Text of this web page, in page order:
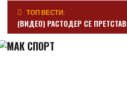
ТОП ВЕСТИ:
(ВИДЕО) РАСТОДЕР СЕ